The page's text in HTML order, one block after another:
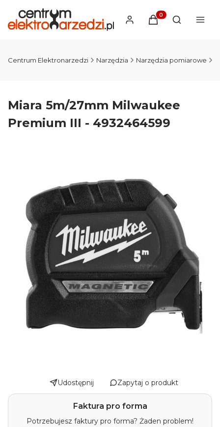
Produkty w
Otwórz
Centrum Elektronarzedzi Narzędzia Narzędzia pomiarowe
Miara 5m/27mm Milwaukee
Premium III - 4932464599
Udostępnij Zapytaj o produkt
Faktura pro forma
Potrzebujesz faktury pro forma? Żaden problem!